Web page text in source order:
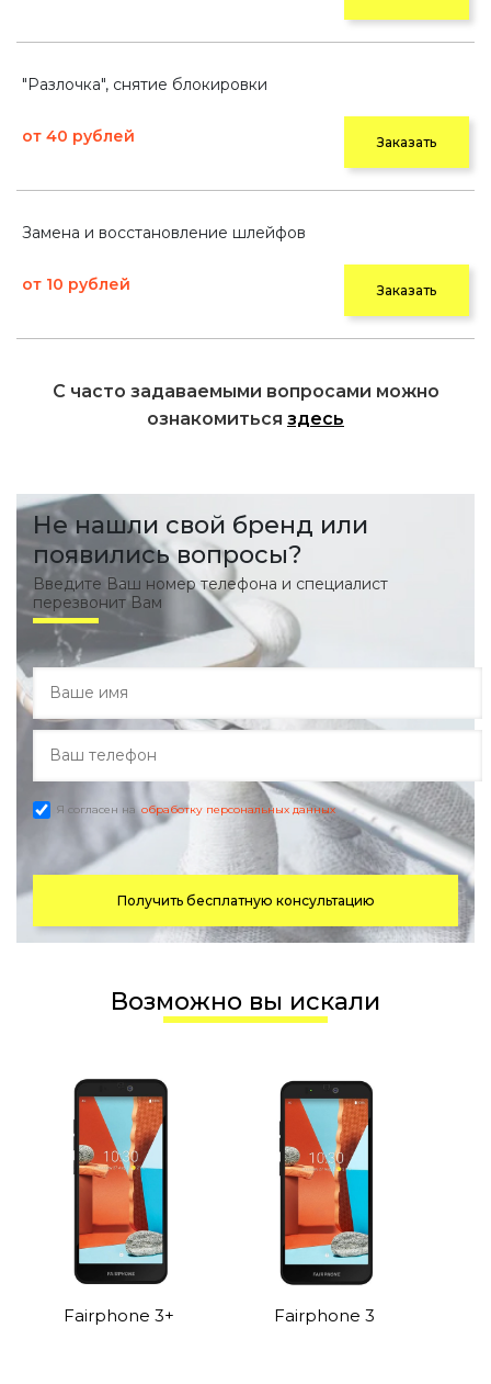
"Разлочка", снятие блокировки
от 40 рублей Заказать
Замена и восстановление шлейфов
от 10 рублей Заказать
С часто задаваемыми вопросами можно
ознакомиться здесь
Не нашли свой бренд или
появились вопросы?
Введите Ваш номер телефона и специалист
перезвонит Вам
Я согласен на обработку персональных данных
Получить бесплатную консультацию
Возможно вы искали
Fairphone 3+ Fairphone 3